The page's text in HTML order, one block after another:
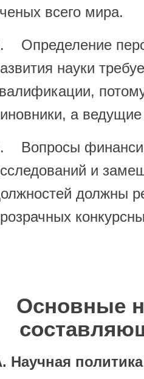
всего мира.
Определение
науки
а
Вопросы
и
должны
Основные
Научная